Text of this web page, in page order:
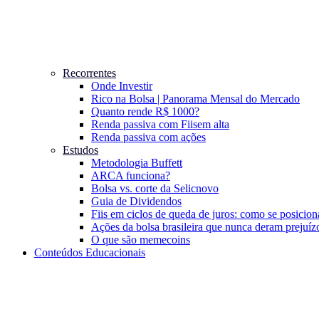
Recorrentes
Onde Investir
Rico na Bolsa | Panorama Mensal do Mercado
Quanto rende R$ 1000?
Renda passiva com Fiisem alta
Renda passiva com ações
Estudos
Metodologia Buffett
ARCA funciona?
Bolsa vs. corte da Selicnovo
Guia de Dividendos
Fiis em ciclos de queda de juros: como se
Ações da bolsa brasileira que nunca deram
O que são memecoins
Conteúdos Educacionais